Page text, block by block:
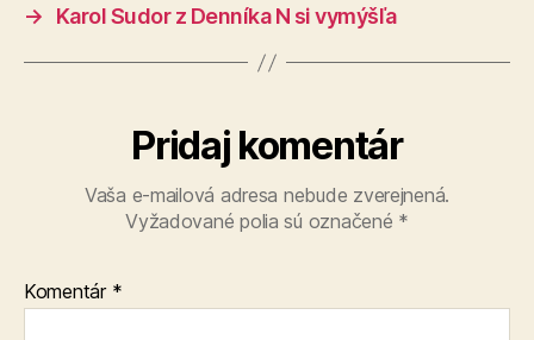
→
Karol Sudor z Denníka N si vymýšľa
Pridaj komentár
Vaša e-mailová adresa nebude zverejnená.
Vyžadované polia sú označené *
Komentár *